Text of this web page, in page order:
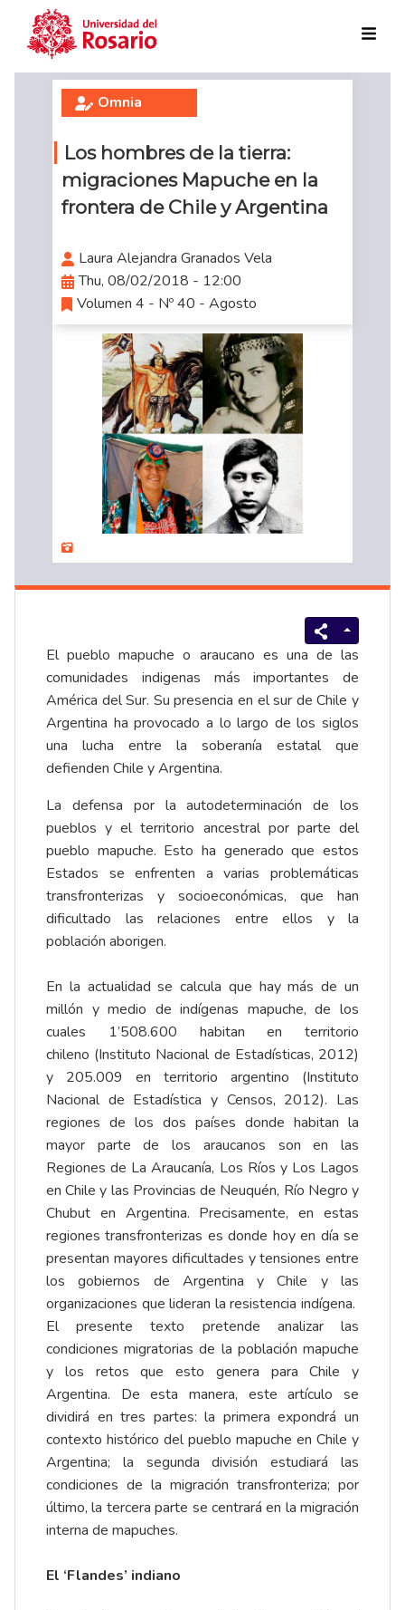
Skip to main content
Omnia
Los hombres de la tierra:
migraciones Mapuche en la
frontera de Chile y Argentina
Laura Alejandra Granados Vela
Thu, 08/02/2018 - 12:00
Volumen 4 - Nº 40 - Agosto
El pueblo mapuche o araucano es una de las
comunidades indigenas más importantes de
América del Sur. Su presencia en el sur de Chile y
Argentina ha provocado a lo largo de los siglos
una lucha entre la soberanía estatal que
defienden Chile y Argentina.
La defensa por la autodeterminación de los
pueblos y el territorio ancestral por parte del
pueblo mapuche. Esto ha generado que estos
Estados se enfrenten a varias problemáticas
transfronterizas y socioeconómicas, que han
dificultado las relaciones entre ellos y la
población aborigen.
En la actualidad se calcula que hay más de un
millón y medio de indígenas mapuche, de los
cuales 1’508.600 habitan en territorio
chileno (Instituto Nacional de Estadísticas, 2012)
y 205.009 en territorio argentino (Instituto
Nacional de Estadística y Censos, 2012). Las
regiones de los dos países donde habitan la
mayor parte de los araucanos son en las
Regiones de La Araucanía, Los Ríos y Los Lagos
en Chile y las Provincias de Neuquén, Río Negro y
Chubut en Argentina. Precisamente, en estas
regiones transfronterizas es donde hoy en día se
presentan mayores dificultades y tensiones entre
los gobiernos de Argentina y Chile y las
organizaciones que lideran la resistencia indígena.
El presente texto pretende analizar las
condiciones migratorias de la población mapuche
y los retos que esto genera para Chile y
Argentina. De esta manera, este artículo se
dividirá en tres partes: la primera expondrá un
contexto histórico del pueblo mapuche en Chile y
Argentina; la segunda división estudiará las
condiciones de la migración transfronteriza; por
último, la tercera parte se centrará en la migración
interna de mapuches.
El ‘Flandes’ indiano